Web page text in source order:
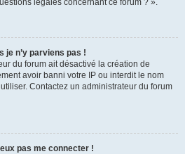
légales concernant ce forum ? ».
je n’y parviens pas !
du forum ait désactivé la création de
avoir banni votre IP ou interdit le nom
Contactez un administrateur du forum
pas me connecter !